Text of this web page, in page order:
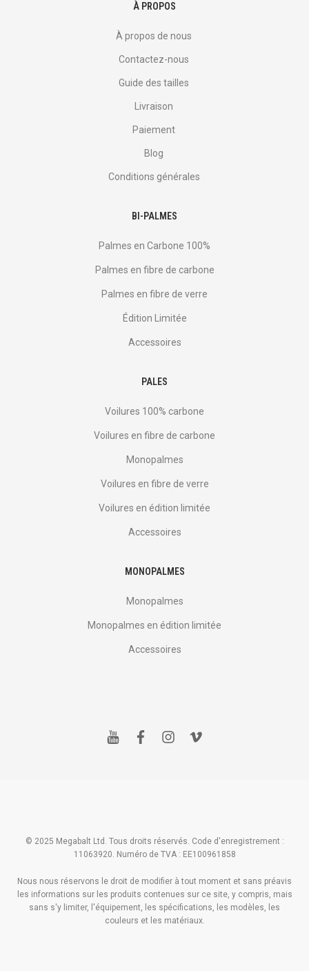
À PROPOS
À propos de nous
Contactez-nous
Guide des tailles
Livraison
Paiement
Blog
Conditions générales
BI-PALMES
Palmes en Carbone 100%
Palmes en fibre de carbone
Palmes en fibre de verre
Édition Limitée
Accessoires
PALES
Voilures 100% carbone
Voilures en fibre de carbone
Monopalmes
Voilures en fibre de verre
Voilures en édition limitée
Accessoires
MONOPALMES
Monopalmes
Monopalmes en édition limitée
Accessoires
y f i v
© 2025 Megabalt Ltd. Tous droits réservés. Code d'enregistrement :
11063920. Numéro de TVA : EE100961858
Nous nous réservons le droit de modifier à tout moment et sans préavis
les informations sur les produits contenues sur ce site, y compris, mais
sans s'y limiter, l'équipement, les spécifications, les modèles, les
couleurs et les matériaux.